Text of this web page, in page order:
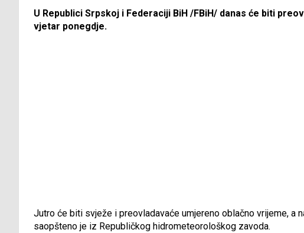
U Republici Srpskoj i Federaciji BiH /FBiH/ danas će biti
vjetar ponegdje.
Jutro će biti svježe i preovladavaće umjereno oblačno vrijeme, a
saopšteno je iz Republičkog hidrometeorološkog zavoda.